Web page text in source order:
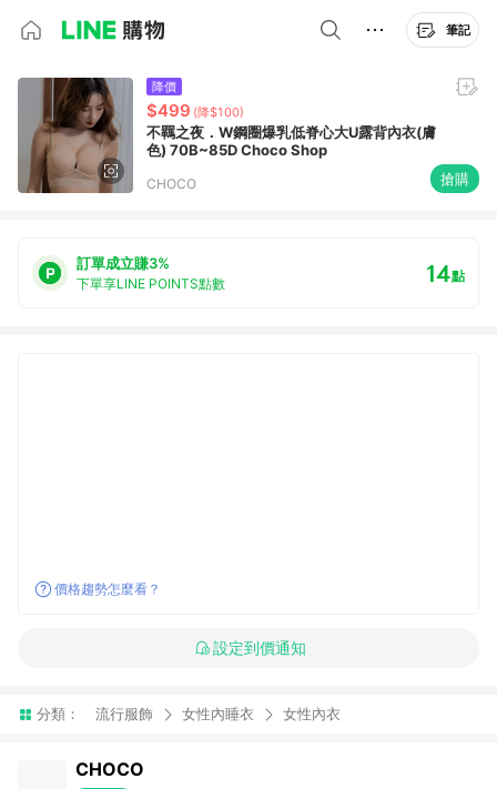
筆記
降價
$499 (降$100)
不羈之夜．W鋼圈爆乳低脊心大U露背內衣(膚
色) 70B~85D Choco Shop
CHOCO 搶購
訂單成立賺3%
下單享LINE POINTS點數 14點
價格趨勢怎麼看？
設定到價通知
分類： 流行服飾 女性內睡衣 女性內衣
CHOCO